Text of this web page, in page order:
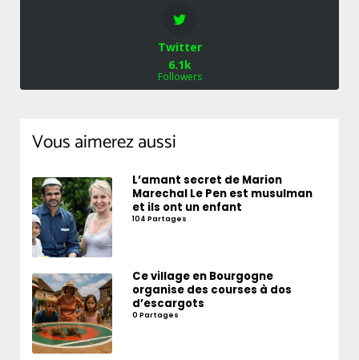
Twitter
6.1k
Followers
Vous aimerez aussi
L’amant secret de Marion
Marechal Le Pen est musulman
et ils ont un enfant
104 Partages
Ce village en Bourgogne
organise des courses à dos
d’escargots
0 Partages